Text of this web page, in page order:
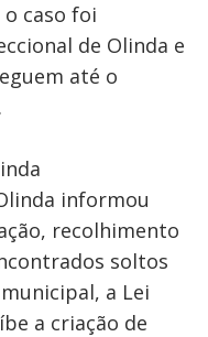
caso foi
de Olinda e
até o
informou
recolhimento
soltos
a Lei
a criação de